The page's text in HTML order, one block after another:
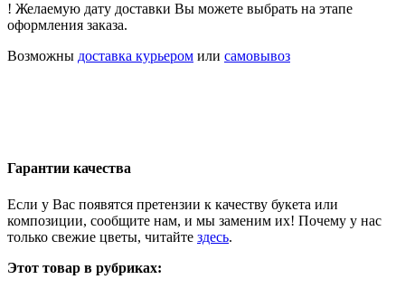
! Желаемую дату доставки Вы можете выбрать на этапе
оформления заказа.
Возможны доставка курьером или самовывоз
Гарантии качества
Если у Вас появятся претензии к качеству букета или
композиции, сообщите нам, и мы заменим их! Почему у нас
только свежие цветы, читайте здесь.
Этот товар в рубриках: